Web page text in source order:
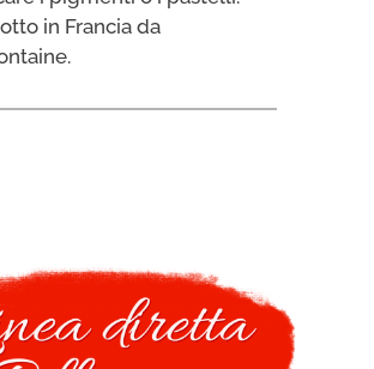
in Francia da